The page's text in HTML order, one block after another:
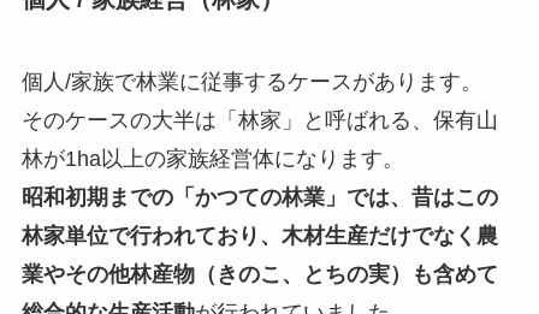
個人/家族で林業に従事するケースがあります。
そのケースの大半は「林家」と呼ばれる、保有山
林が1ha以上の家族経営体になります。
昭和初期までの「かつての林業」では、昔はこの
林家単位で行われており、木材生産だけでなく農
業やその他林産物（きのこ、とちの実）も含めて